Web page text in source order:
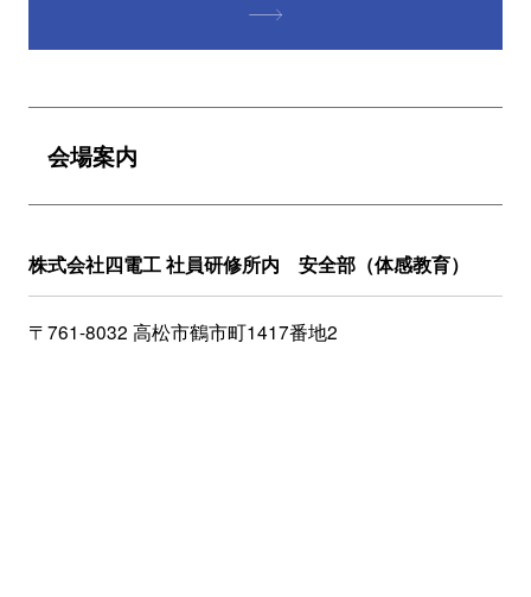
会場案内
株式会社四電工 社員研修所内 安全部（体感教育）
〒761-8032 高松市鶴市町1417番地2